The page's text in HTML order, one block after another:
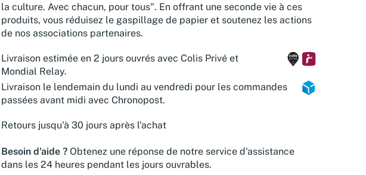
la culture. Avec chacun, pour tous". En offrant une seconde vie à ces
produits, vous réduisez le gaspillage de papier et soutenez les actions
de nos associations partenaires.
Livraison estimée en 2 jours ouvrés avec Colis Privé et
Mondial Relay.
Livraison le lendemain du lundi au vendredi pour les commandes
passées avant midi avec Chronopost.
Retours jusqu'à 30 jours après l'achat
Besoin d'aide ? Obtenez une réponse de notre service d'assistance
dans les 24 heures pendant les jours ouvrables.